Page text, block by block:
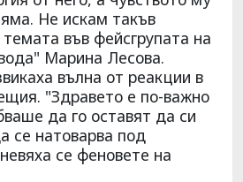
Не искам такъв
във фейсгрупата на
Марина Лесова.
вълна от реакции в
"Здравето е по-важно
да го оставят да си
се натоварва под
се феновете на